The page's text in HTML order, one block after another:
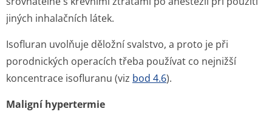
jiných inhalačních látek.
Isofluran uvolňuje děložní svalstvo, a proto je při
porodnických operacích třeba používat co nejnižší
koncentrace isofluranu (viz bod 4.6).
Maligní hypertermie